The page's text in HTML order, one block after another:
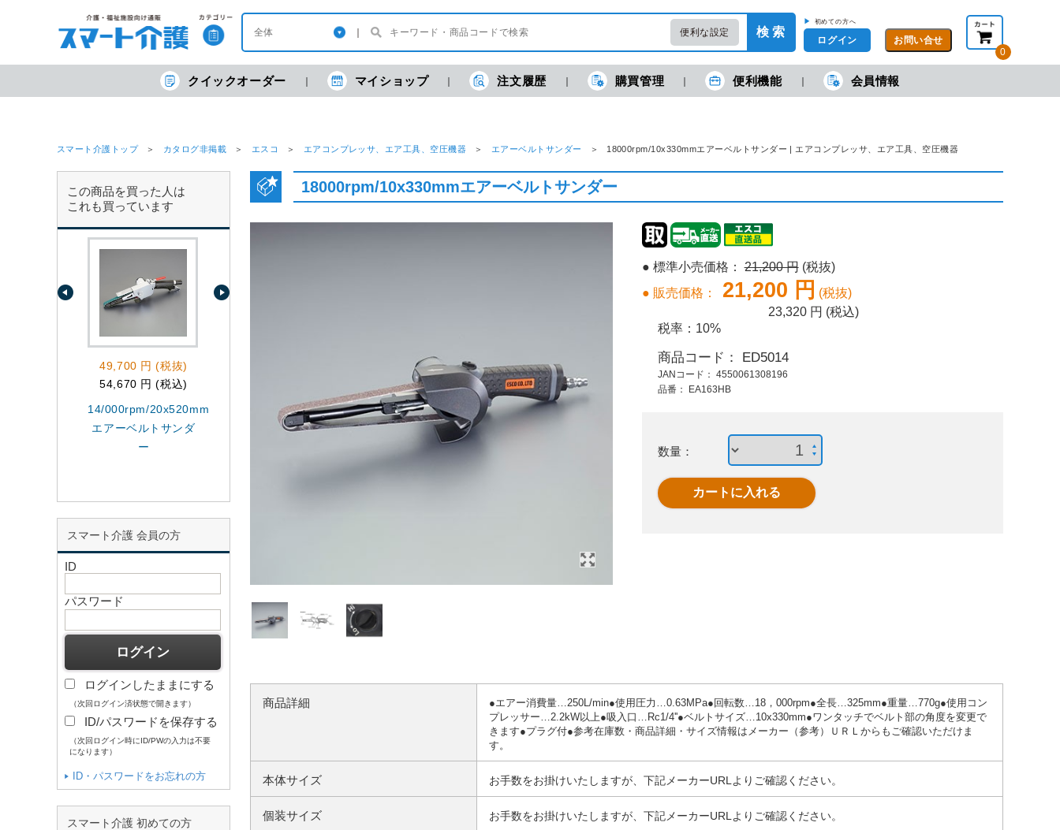
便利な設定 検 索
▶ 初めての方へ
ログイン
0
現在の金額合計： 円 (税抜) 円(税込)
クイックオーダー マイショップ 注文履歴 購買管理 便利機能 会員情報
スマート介護トップ カタログ非掲載 エスコ エアコンプレッサ、エア工具、空圧機器 エアーベルトサンダー 18000rpm/10x330mmエアーベルトサンダー | エアコンプレッサ、エア工具、空圧機器
この商品を買った人は
これも買っています
49,700 円 (税抜)
54,670 円 (税込)
14/000rpm/20x520mm
エアーベルトサンダ
ー
EA163K 16000rp エ
アーベルトサンダー
26,900 円 (税抜)
29,590 円 (税込)
EA163DA
16000rp/10x330エア
ベルトサンダー
21,010 円 (税込)
40,000 円 (税抜)
44,000 円 (税込)
ベルトサンダー
スマート介護 会員の方
ID
パスワード
ログインしたままにする
（次回ログイン済状態で開きます）
ID/パスワードを保存する
（次回ログイン時にID/PWの入力は不要
になります）
ID・パスワードをお忘れの方
スマート介護 初めての方
18000rpm/10x330mmエアーベルトサンダー
● 標準小売価格：21,200 円 (税抜)
● 販売価格：
21,200 円 (税抜)
23,320 円 (税込)
税率： 10%
商品コード： ED5014
JANコード： 4550061308196
品番：
EA163HB
数量：
商品詳細
●エアー消費量…250L/min●使用圧力…0.63MPa●回転数…18，000rpm●全長…325mm●重量…770g●使用コン
プレッサー…2.2kW以上●吸入口…Rc1/4''●ベルトサイズ…10x330mm●ワンタッチでベルト部の角度を変更で
きます●プラグ付●参考在庫数・商品詳細・サイズ情報はメーカー（参考）ＵＲＬからもご確認いただけま
す。
本体サイズ お手数をお掛けいたしますが、下記メーカーURLよりご確認ください。
個装サイズ お手数をお掛けいたしますが、下記メーカーURLよりご確認ください。